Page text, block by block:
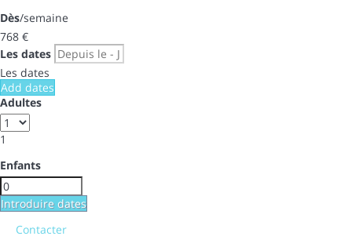
Dès/semaine
768 €
Les dates
Les dates
Add dates
Adultes
1
Enfants
Introduire dates
Contacter